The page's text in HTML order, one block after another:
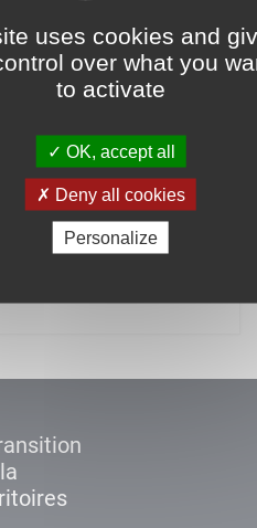
uses cookies and
over what you
to activate
OK, accept all
Deny all cookies
Personalize
Mot de passe oublié ?